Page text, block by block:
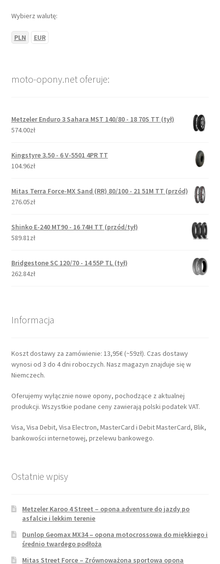
Wybierz walutę:
PLN EUR
moto-opony.net oferuje:
Metzeler Enduro 3 Sahara MST 140/80 - 18 70S TT (tył)
574.00zł
Kingstyre 3.50 - 6 V-5501 4PR TT
104.96zł
Mitas Terra Force-MX Sand (RR) 80/100 - 21 51M TT (przód)
276.05zł
Shinko E-240 MT90 - 16 74H TT (przód/tył)
589.81zł
Bridgestone SC 120/70 - 14 55P TL (tył)
262.84zł
Informacja
Koszt dostawy za zamówienie: 13,95€ (~59zł). Czas dostawy
wynosi od 3 do 4 dni roboczych. Nasz magazyn znajduje się w
Niemczech.
Oferujemy wyłącznie nowe opony, pochodzące z aktualnej
produkcji. Wszystkie podane ceny zawierają polski podatek VAT.
Visa, Visa Debit, Visa Electron, MasterCard i Debit MasterCard, Blik,
bankowości internetowej, przelewu bankowego.
Ostatnie wpisy
Metzeler Karoo 4 Street – opona adventure do jazdy po
asfalcie i lekkim terenie
Dunlop Geomax MX34 – opona motocrossowa do miękkiego i
średnio twardego podłoża
Mitas Street Force – Zrównoważona sportowa opona